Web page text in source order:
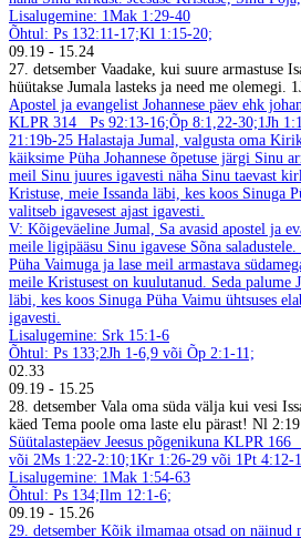
Lisalugemine: 1Mak 1:29-40
Õhtul: Ps 132:11-17;Kl 1:15-20;
09.19 - 15.24
27. detsember Vaadake, kui suure armastuse
hüütakse Jumala lasteks ja need me olemegi.
Apostel ja evangelist Johannese päev ehk
KLPR 314
Ps 92:13-16;Õp 8:1,22-30;1Jh
21:19b-25 Halastaja Jumal, valgusta oma
käiksime Püha Johannese õpetuse järgi Sinu
meil Sinu juures igavesti näha Sinu taevast
Kristuse, meie Issanda läbi, kes koos Sinuga
valitseb igavesest ajast igavesti.
V: Kõigeväeline Jumal, Sa avasid apostel ja
meile ligipääsu Sinu igavese Sõna
Püha Vaimuga ja lase meil armastava
meile Kristusest on kuulutanud. Seda palume
läbi, kes koos Sinuga Püha Vaimu ühtsuses
igavesti.
Lisalugemine: Srk 15:1-6
Õhtul: Ps 133;2Jh 1-6,9 või Õp 2:1-11;
02.33
09.19 - 15.25
28. detsember Vala oma süda välja kui vesi
käed Tema poole oma laste elu pärast! Nl 2:19
Süütalastepäev Jeesus põgenikuna KLPR 166
või 2Ms 1:22-2:10;1Kr 1:26-29 või 1Pt 4:12-
Lisalugemine: 1Mak 1:54-63
Õhtul: Ps 134;Ilm 12:1-6;
09.19 - 15.26
29. detsember Kõik ilmamaa otsad on näinud